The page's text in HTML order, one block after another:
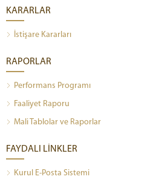
KARARLAR
İstişare Kararları
RAPORLAR
Performans Programı
Faaliyet Raporu
Mali Tablolar ve Raporlar
FAYDALI LİNKLER
Kurul E-Posta Sistemi